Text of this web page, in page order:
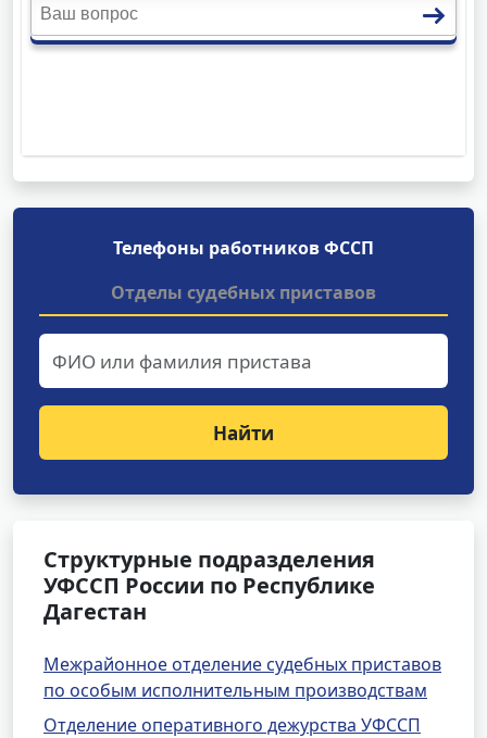
Телефоны работников ФССП
Отделы судебных приставов
Найти
Структурные подразделения
УФССП России по Республике
Дагестан
Межрайонное отделение судебных приставов
по особым исполнительным производствам
Отделение оперативного дежурства УФССП